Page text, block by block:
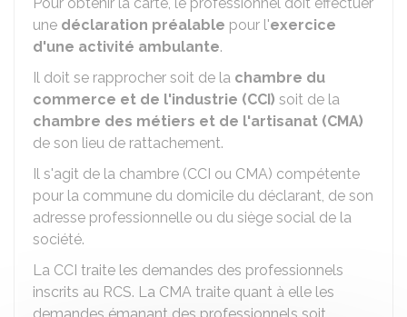
une déclaration préalable pour l'exercice
d'une activité ambulante.
Il doit se rapprocher soit de la chambre du
commerce et de l'industrie (CCI) soit de la
chambre des métiers et de l'artisanat (CMA)
de son lieu de rattachement.
Il s'agit de la chambre (CCI ou CMA) compétente
pour la commune du domicile du déclarant, de son
adresse professionnelle ou du siège social de la
société.
La CCI traite les demandes des professionnels
inscrits au RCS. La CMA traite quant à elle les